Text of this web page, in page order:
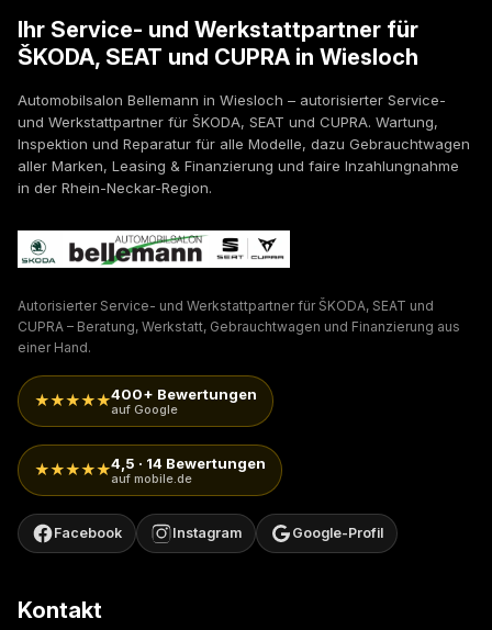
Ihr Service- und Werkstattpartner für
ŠKODA, SEAT und CUPRA in Wiesloch
Automobilsalon Bellemann in Wiesloch – autorisierter Service-
und Werkstattpartner für ŠKODA, SEAT und CUPRA. Wartung,
Inspektion und Reparatur für alle Modelle, dazu Gebrauchtwagen
aller Marken, Leasing & Finanzierung und faire Inzahlungnahme
in der Rhein-Neckar-Region.
Autorisierter Service- und Werkstattpartner für ŠKODA, SEAT und
CUPRA – Beratung, Werkstatt, Gebrauchtwagen und Finanzierung aus
einer Hand.
★★★★★400+ Bewertungen
auf Google
★★★★★4,5 · 14 Bewertungen
auf mobile.de
Facebook Instagram Google-Profil
Kontakt